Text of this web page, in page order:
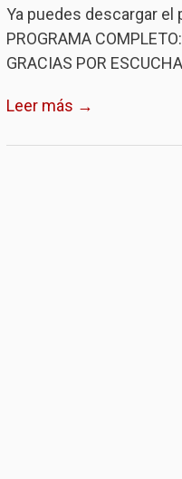
Ya puedes descargar el
PROGRAMA
GRACIAS POR
Leer más →